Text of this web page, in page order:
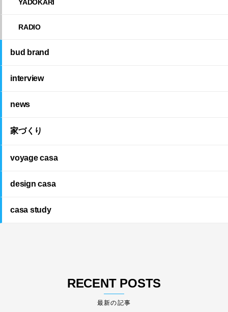
YADOKARI
RADIO
bud brand
interview
news
家づくり
voyage casa
design casa
casa study
RECENT POSTS
最新の記事